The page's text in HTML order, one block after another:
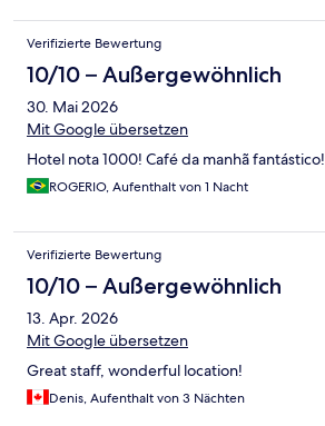
Verifizierte Bewertung
10/10 – Außergewöhnlich
30. Mai 2026
Mit Google übersetzen
Hotel nota 1000! Café da manhã fantástico!
ROGERIO, Aufenthalt von 1 Nacht
Verifizierte Bewertung
10/10 – Außergewöhnlich
13. Apr. 2026
Mit Google übersetzen
Great staff, wonderful location!
Denis, Aufenthalt von 3 Nächten